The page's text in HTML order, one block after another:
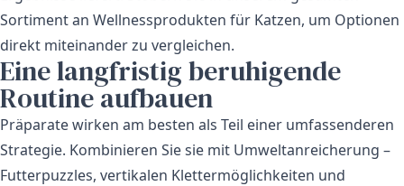
Sortiment an Wellnessprodukten für Katzen, um Optionen
direkt miteinander zu vergleichen.
Eine langfristig beruhigende
Routine aufbauen
Präparate wirken am besten als Teil einer umfassenderen
Strategie. Kombinieren Sie sie mit Umweltanreicherung –
Futterpuzzles, vertikalen Klettermöglichkeiten und